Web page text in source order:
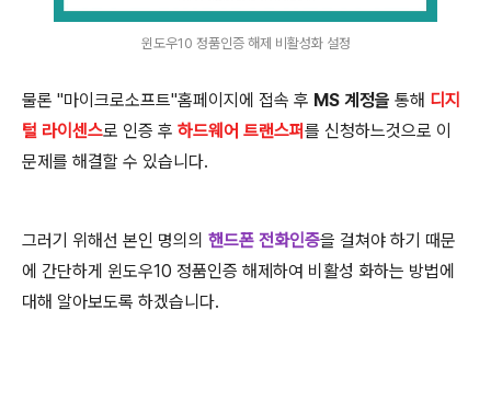
윈도우10 정품인증 해제 비활성화 설정
물론 "마이크로소프트"홈페이지에 접속 후 MS 계정을 통해 디지
털 라이센스로 인증 후 하드웨어 트랜스퍼를 신청하느것으로 이
문제를 해결할 수 있습니다.
그러기 위해선 본인 명의의 핸드폰 전화인증을 걸쳐야 하기 때문
에 간단하게 윈도우10 정품인증 해제하여 비활성 화하는 방법에
대해 알아보도록 하겠습니다.